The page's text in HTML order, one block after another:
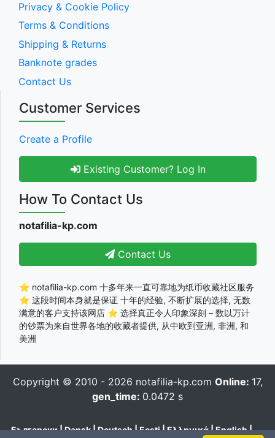
Privacy & Cookie Policy
Terms & Conditions
Shipping & Returns
Banknote grades
Contact Us
Customer Services
Create a Profile
Existing Customer? Log In
How To Contact Us
notafilia-kp.com
Contact Us
⭐ notafilia-kp.com 十多年来一直可靠地为纸币收藏社区服务
⭐ 这段时间本身就是保证 十年的经验, 不断扩展的选择, 无数
满意的客户支持该网店 ⭐ 选择真正令人印象深刻 – 数以万计
的钞票为来自世界各地的收藏者提供, 从中欧到亚洲, 非洲, 和
美洲
Copyright © 2010 - 2026 notafilia-kp.com Online: 17,
gen_time: 0.0472 s
Български|Dansk|Deutsch|Eesti|Ελληνικά|English|